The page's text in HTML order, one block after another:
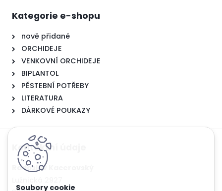
Kategorie e-shopu
nově přidané
ORCHIDEJE
VENKOVNÍ ORCHIDEJE
BIPLANTOL
PĚSTEBNÍ POTŘEBY
LITERATURA
DÁRKOVÉ POUKAZY
Kontaktní údaje
Radoslav Kacerovský